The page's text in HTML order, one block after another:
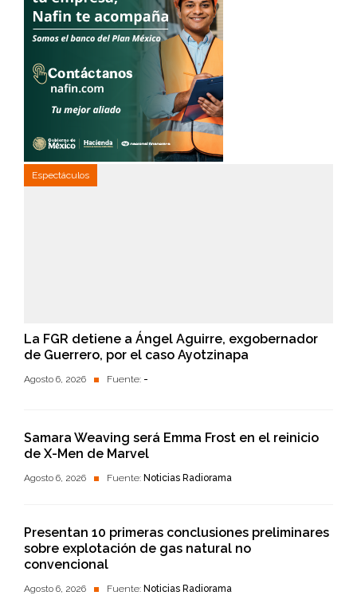
Espectáculos
La FGR detiene a Ángel Aguirre, exgobernador
de Guerrero, por el caso Ayotzinapa
Agosto 6, 2026 Fuente: -
Samara Weaving será Emma Frost en el reinicio
de X-Men de Marvel
Agosto 6, 2026 Fuente: Noticias Radiorama
Presentan 10 primeras conclusiones preliminares
sobre explotación de gas natural no
convencional
Agosto 6, 2026 Fuente: Noticias Radiorama